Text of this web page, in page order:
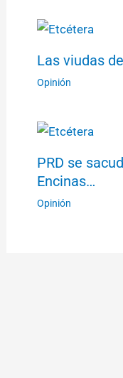
Las viudas
Opinión
PRD se
Encinas…
Opinión